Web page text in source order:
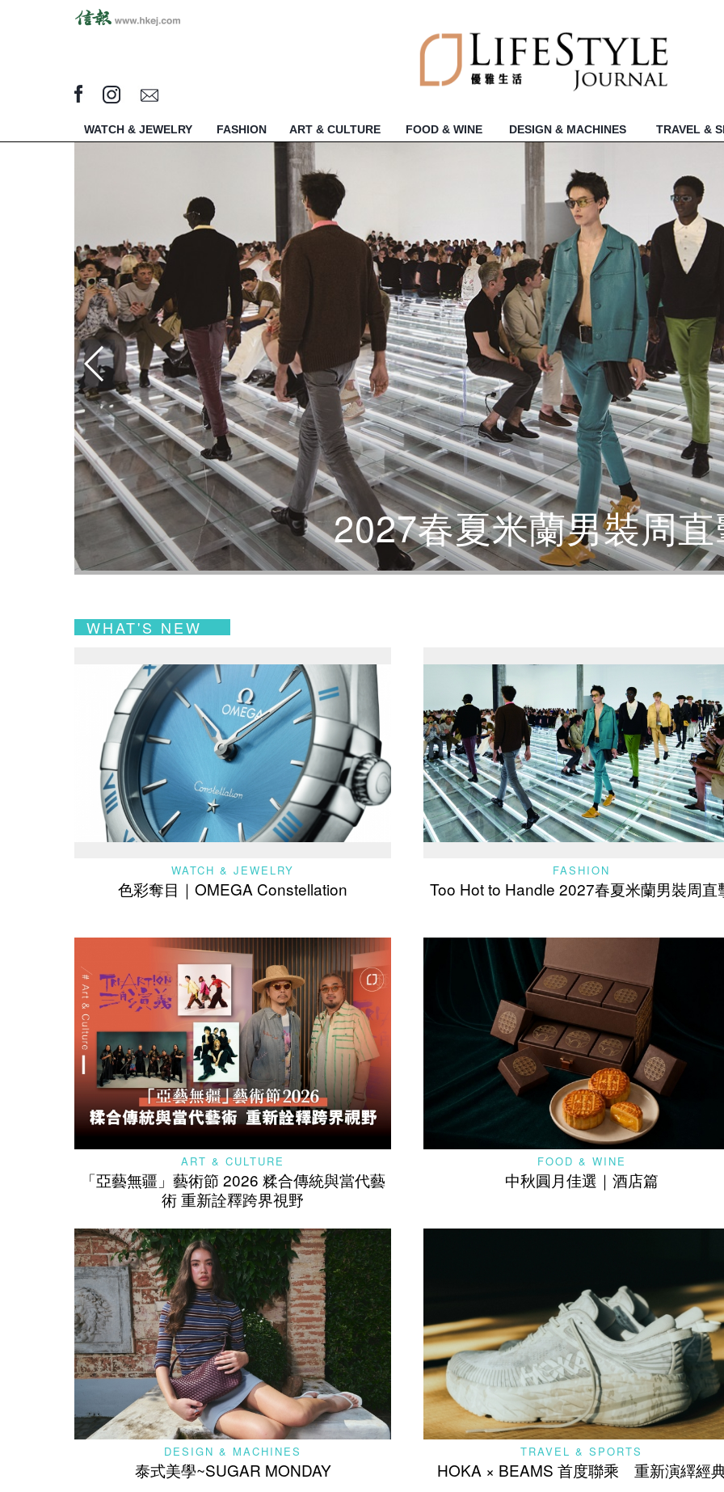
WATCH & JEWELRY FASHION ART & CULTURE FOOD & WINE DESIGN & MACHINES TRAVEL &
2027春夏米蘭男裝周
WHAT'S NEW
WATCH & JEWELRY
色彩奪目｜OMEGA Constellation
FASHION
Too Hot to Handle 2027春夏米蘭男裝周直
ART & CULTURE
「亞藝無疆」藝術節 2026 糅合傳統與當代藝
術 重新詮釋跨界視野
FOOD & WINE
中秋圓月佳選｜酒店篇
DESIGN & MACHINES
泰式美學~SUGAR MONDAY
TRAVEL & SPORTS
HOKA × BEAMS 首度聯乘 重新演繹經